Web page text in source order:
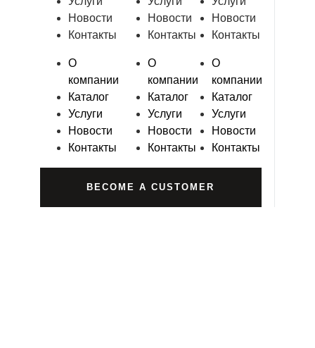
Новости
Контакты
О
компании
Каталог
Услуги
Новости
Контакты
Новости
Контакты
О
компании
Каталог
Услуги
Новости
Контакты
Новости
Контакты
О
компании
Каталог
Услуги
Новости
Контакты
BECOME A CUSTOMER